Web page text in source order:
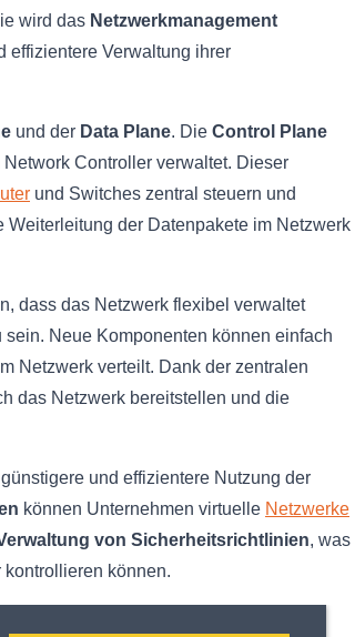
wird das Netzwerkmanagement
effizientere Verwaltung ihrer
und der Data Plane. Die Control Plane
Controller verwaltet. Dieser
und Switches zentral steuern und
Weiterleitung der Datenpakete im Netzwerk
dass das Netzwerk flexibel verwaltet
Neue Komponenten können einfach
Netzwerk verteilt. Dank der zentralen
das Netzwerk bereitstellen und die
und effizientere Nutzung der
können Unternehmen virtuelle Netzwerke
von Sicherheitsrichtlinien, was
kontrollieren können.